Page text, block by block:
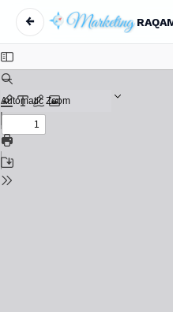
←
Return to Article